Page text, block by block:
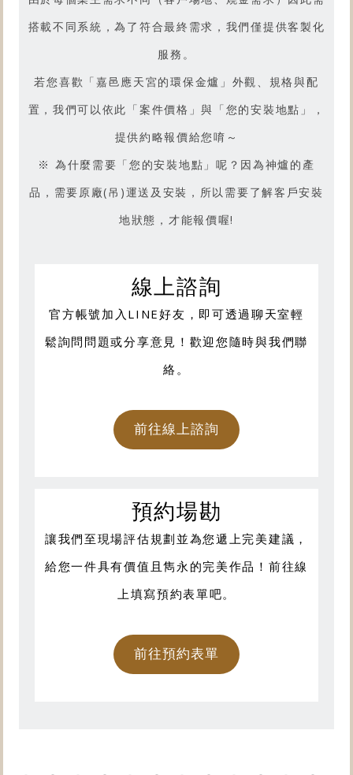
搭載不同系統，為了符合最終需求，我們僅提供客製化
服務。
若您喜歡「嘉邑應天宮的環保金爐 」外觀、規格與配
置，我們可以依此「案件價格」與「您的安裝地點」，
提供約略報價給您唷～
※ 為什麼需要「您的安裝地點」呢？因為神爐的產
品，需要原廠(吊)運送及安裝，所以需要了解客戶安裝
地狀態，才能報價喔!
線上諮詢
官方帳號加入LINE好友，即可透過聊天室輕
鬆詢問問題或分享意見！歡迎您隨時與我們聯
絡。
前往線上諮詢
預約場勘
讓我們至現場評估規劃並為您遞上完美建議，
給您一件具有價值且雋永的完美作品！前往線
上填寫預約表單吧。
前往預約表單